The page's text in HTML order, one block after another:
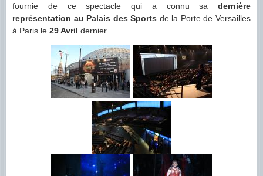
fournie de ce spectacle qui a connu sa dernière
représentation au Palais des Sports de la Porte de Versailles
à Paris le 29 Avril dernier.